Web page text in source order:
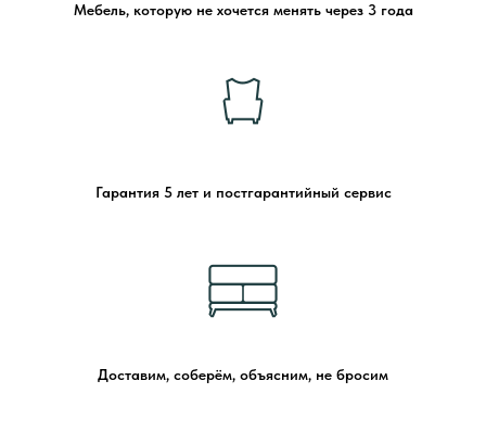
Мебель, которую не хочется менять через 3 года
Гарантия 5 лет и постгарантийный сервис
Доставим, соберём, объясним, не бросим